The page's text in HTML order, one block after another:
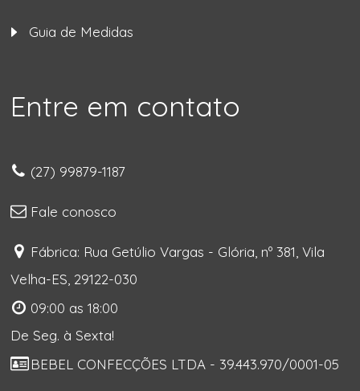
Guia de Medidas
Entre em contato
(27) 99879-1187
Fale conosco
Fábrica: Rua Getúlio Vargas - Glória, nº 381, Vila
Velha-ES, 29122-030
09:00 as 18:00
De Seg. à Sexta!
BEBEL CONFECÇÕES LTDA - 39.443.970/0001-05